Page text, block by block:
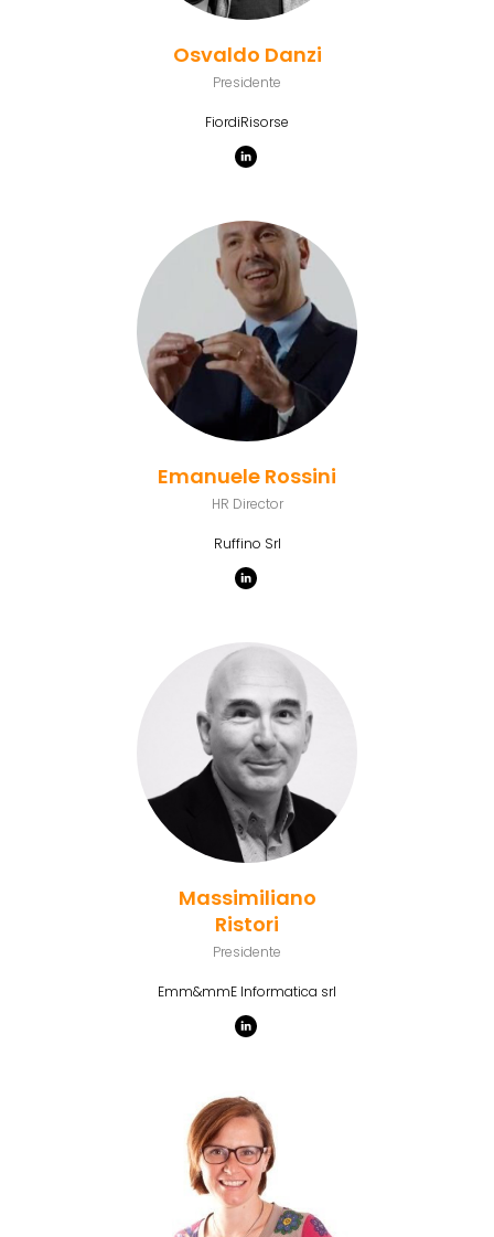
Osvaldo Danzi
Presidente
FiordiRisorse
Emanuele Rossini
HR Director
Ruffino Srl
Massimiliano
Ristori
Presidente
Emm&mmE Informatica srl